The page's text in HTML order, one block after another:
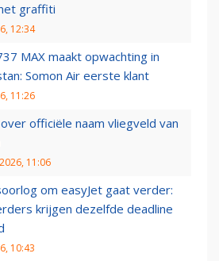
graffiti
12:34
MAX maakt opwachting in
Somon Air eerste klant
11:26
officiële naam vliegveld van
11:06
om easyJet gaat verder:
krijgen dezelfde deadline
10:43